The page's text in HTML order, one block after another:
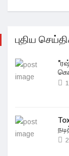
புதிய